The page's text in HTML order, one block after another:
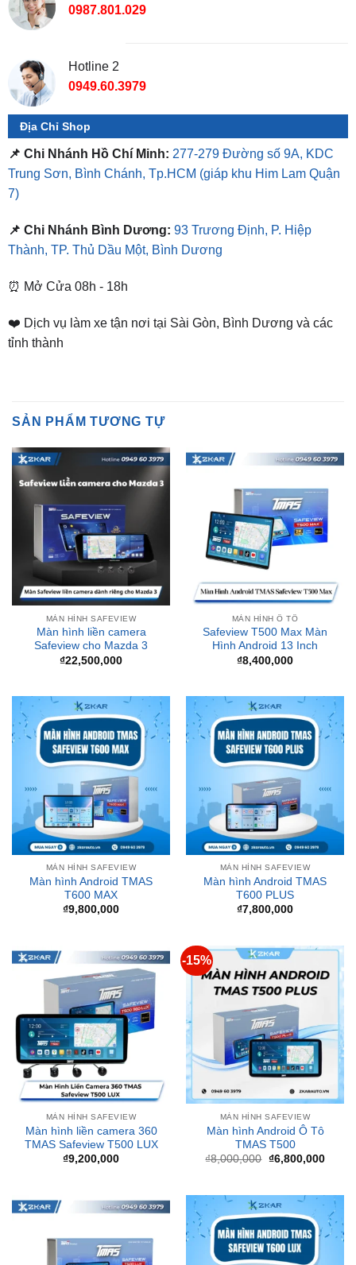
Địa Chỉ Shop
📌 Chi Nhánh Hồ Chí Minh: 277-279 Đường số 9A, KDC
Trung Sơn, Bình Chánh, Tp.HCM
7)
📌 Chi Nhánh Bình Dương:
⏰ Mở Cửa 08h - 18h
❤️ Dịch vụ làm xe tận nơi tại Sài Gòn, Bình Dương và các
Màn hình liền camera
Safeview cho Mazda 3
₫ 22,500,000
Safeview T500 Max Màn
Hình Android 13 Inch
₫8,400,000
MÀN HÌNH SAFEVIEW
Màn hình Android TMAS
T600 MAX
₫9,800,000
MÀN HÌNH SAFEVIEW
Màn hình Android TMAS
T600 PLUS
₫7,800,000
MÀN HÌNH SAFEVIEW
Màn hình liền camera 360
TMAS Safeview T500 LUX
₫9,200,000
MÀN HÌNH SAFEVIEW
Màn hình Android Ô Tô
TMAS T500
8,000,000 Giá
gốc
là:
₫8,000,000.
₫6,800,000